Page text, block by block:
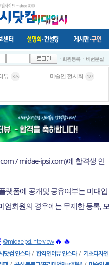
ㆍ회원등록 ㆍ비번분실
뷰 325 미술인 전시회 127
/ midae-ipsi.com)에 합격생 인
랫폼에 공개및 공유여부는 미대입
엄회원의 경우에는 무제한 등록, 모
@midaeipsi.interview🔥 🔥
닷컴 인스타/ 합격인터뷰 인스타/ 기초디자인